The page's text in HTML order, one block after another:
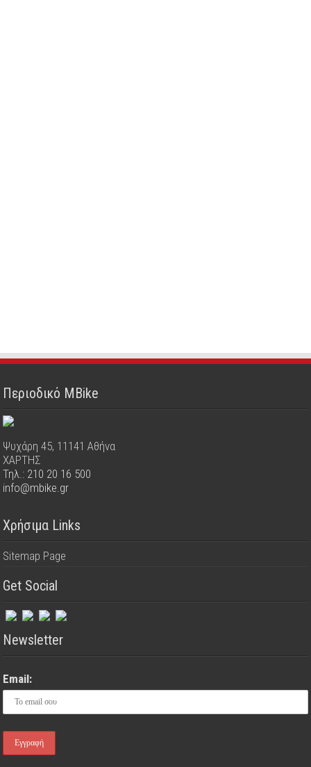
Περιοδικό MBike
Ψυχάρη 45, 11141 Αθήνα
ΧΑΡΤΗΣ
Τηλ.: 210 20 16 500
info@mbike.gr
Χρήσιμα Links
Sitemap Page
Get Social
Newsletter
Email: